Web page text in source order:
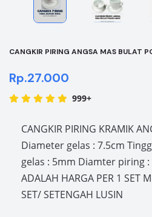
CANGKIR PIRING ANGSA MAS BULAT
Rp.27.000
999+
CANGKIR PIRING KRAMIK
Diameter gelas : 7.5cm
gelas : 5mm Diamter piring :
ADALAH HARGA PER 1 SET
SET/ SETENGAH LUSIN